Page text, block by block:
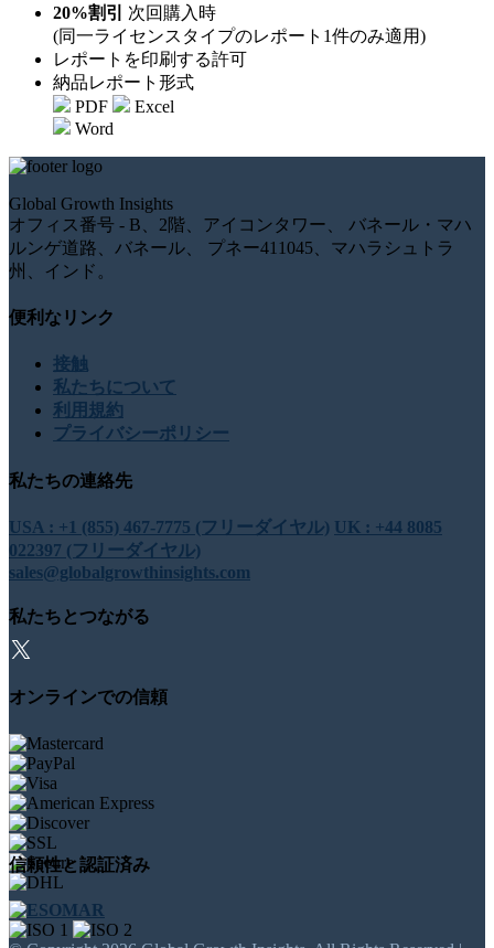
20%割引
次回購入時
(同一ライセンスタイプのレポート1件のみ適用)
レポートを印刷する許可
納品レポート形式
PDF
Excel
Word
Global Growth Insights
オフィス番号 - B、2階、アイコンタワー、 バネール・マハ
ルンゲ道路、バネール、 プネー411045、マハラシュトラ
州、インド。
便利なリンク
接触
私たちについて
利用規約
プライバシーポリシー
私たちの連絡先
USA : +1 (855) 467-7775 (フリーダイヤル) UK : +44 8085
022397 (フリーダイヤル)
sales@globalgrowthinsights.com
私たちとつながる
オンラインでの信頼
信頼性と認証済み